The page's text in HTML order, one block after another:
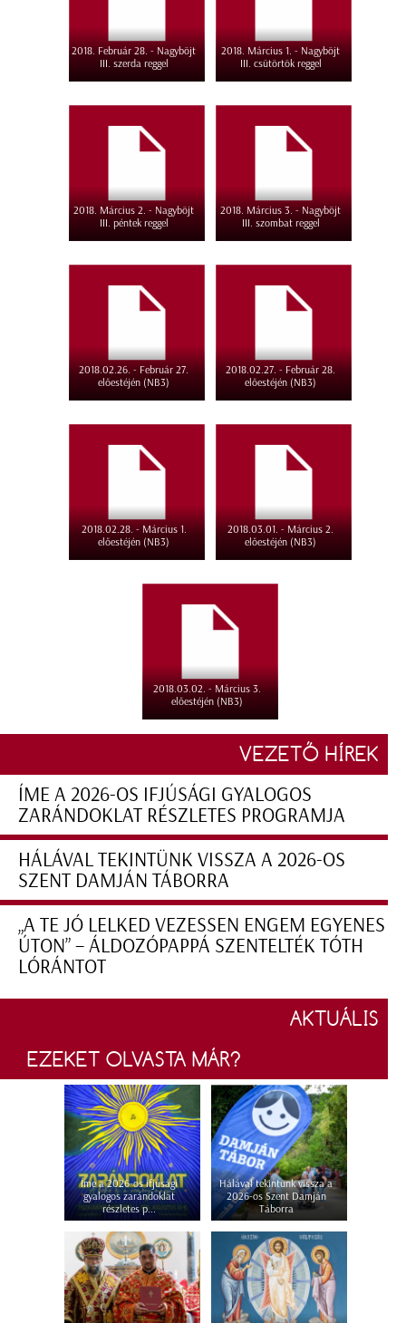
2018. Február 28. - Nagyböjt
III. szerda reggel
2018. Március 1. - Nagyböjt
III. csütörtök reggel
2018. Március 2. - Nagyböjt
III. péntek reggel
2018. Március 3. - Nagyböjt
III. szombat reggel
2018.02.26. - Február 27.
előestéjén (NB3)
2018.02.27. - Február 28.
előestéjén (NB3)
2018.02.28. - Március 1.
előestéjén (NB3)
2018.03.01. - Március 2.
előestéjén (NB3)
2018.03.02. - Március 3.
előestéjén (NB3)
VEZETŐ HÍREK
ÍME A 2026-OS IFJÚSÁGI GYALOGOS
ZARÁNDOKLAT RÉSZLETES PROGRAMJA
HÁLÁVAL TEKINTÜNK VISSZA A 2026-OS
SZENT DAMJÁN TÁBORRA
„A TE JÓ LELKED VEZESSEN ENGEM EGYENES
ÚTON” – ÁLDOZÓPAPPÁ SZENTELTÉK TÓTH
LÓRÁNTOT
AKTUÁLIS
EZEKET OLVASTA MÁR?
Íme a 2026-os ifjúsági
gyalogos zarándoklat
részletes p...
Hálával tekintünk vissza a
2026-os Szent Damján
Táborra